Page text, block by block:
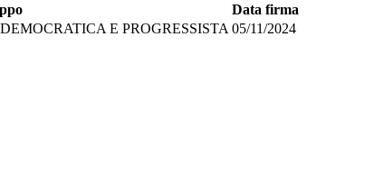
Data firma
E PROGRESSISTA 05/11/2024